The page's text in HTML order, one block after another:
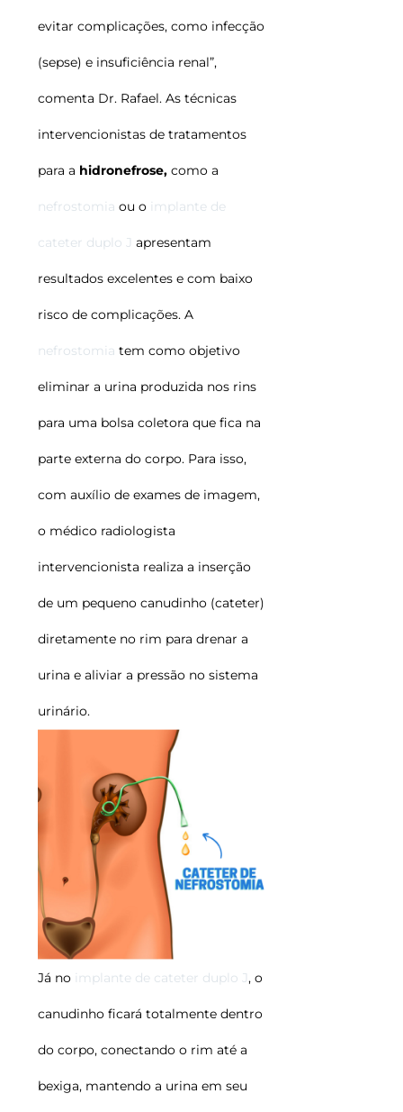
evitar complicações, como infecção
(sepse) e insuficiência renal”,
comenta Dr. Rafael. As técnicas
intervencionistas de tratamentos
para a hidronefrose, como a
nefrostomia ou o implante de
cateter duplo J apresentam
resultados excelentes e com baixo
risco de complicações. A
nefrostomia tem como objetivo
eliminar a urina produzida nos rins
para uma bolsa coletora que fica na
parte externa do corpo. Para isso,
com auxílio de exames de imagem,
o médico radiologista
intervencionista realiza a inserção
de um pequeno canudinho (cateter)
diretamente no rim para drenar a
urina e aliviar a pressão no sistema
urinário.
Já no implante de cateter duplo J, o
canudinho ficará totalmente dentro
do corpo, conectando o rim até a
bexiga, mantendo a urina em seu